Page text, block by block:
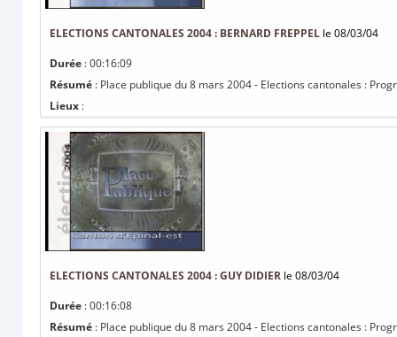
ELECTIONS CANTONALES 2004 : BERNARD FREPPEL le 08/03/04
Durée : 00:16:09
Résumé : Place publique du 8 mars 2004 - Elections cantonales :
Lieux :
ELECTIONS CANTONALES 2004 : GUY DIDIER le 08/03/04
Durée : 00:16:08
Résumé : Place publique du 8 mars 2004 - Elections cantonales :